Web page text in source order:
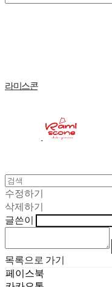
라미스콘
수정하기
삭제하기
글쓴이
목록으로 가기
페이스북